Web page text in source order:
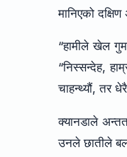
मानिएको
“हामीले खेल
“निस्सन्देह,
चाहन्थ्यौं, तर
क्यानडाले
उनले छातीले